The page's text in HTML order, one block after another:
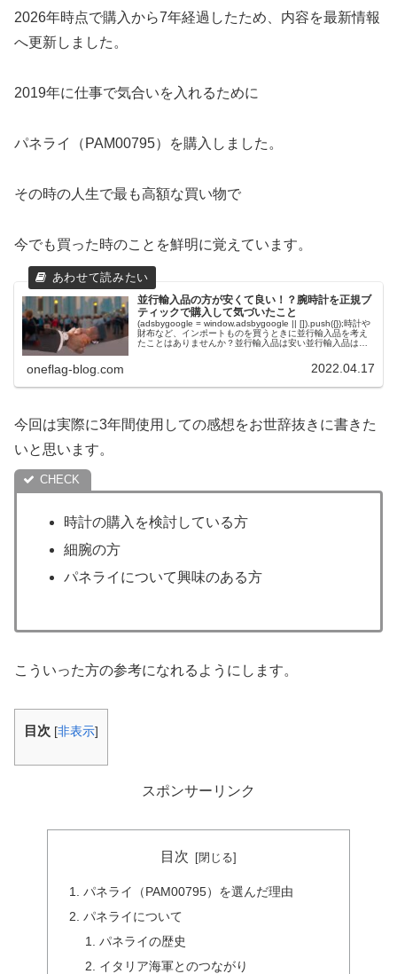
2026年時点で購入から7年経過したため、内容を最新情報
へ更新しました。
2019年に仕事で気合いを入れるために
パネライ（PAM00795）を購入しました。
その時の人生で最も高額な買い物で
今でも買った時のことを鮮明に覚えています。
並行輸入品の方が安くて良い！？腕時計を正規ブ
ティックで購入して気づいたこと
(adsbygoogle = window.adsbygoogle || []).push({});時計や
財布など、インポートものを買うときに並行輸入品を考え
たことはありませんか？並行輸入品は安い並行輸入品は偽
oneflag-blog.com 2022.04.17
今回は実際に3年間使用しての感想をお世辞抜きに書きた
いと思います。
時計の購入を検討している方
細腕の方
パネライについて興味のある方
こういった方の参考になれるようにします。
目次 [非表示]
スポンサーリンク
目次
パネライ（PAM00795）を選んだ理由
パネライについて
パネライの歴史
イタリア海軍とのつながり